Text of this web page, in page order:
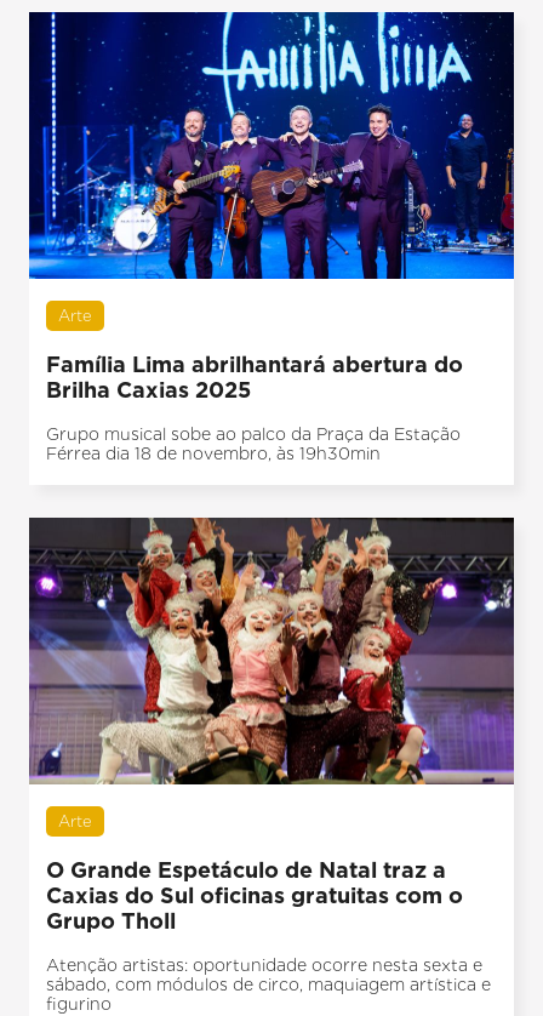
Arte
Família Lima abrilhantará abertura do
Brilha Caxias 2025
Grupo musical sobe ao palco da Praça da Estação
Férrea dia 18 de novembro, às 19h30min
Arte
O Grande Espetáculo de Natal traz a
Caxias do Sul oficinas gratuitas com o
Grupo Tholl
Atenção artistas: oportunidade ocorre nesta sexta e
sábado, com módulos de circo, maquiagem artística e
figurino